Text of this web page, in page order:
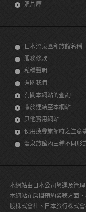
照片庫
日本溫泉區和旅館名稱
服務條款
私穩聲明
有關我們
有關本網站的查詢
關於連結至本網站
其他實用網站
使用搜尋旅館時之注意
溫泉旅館內三種不同形
本網站由日本公司營運及管理
本網站在房間預約業務方面
股株式會社、日本旅行株式